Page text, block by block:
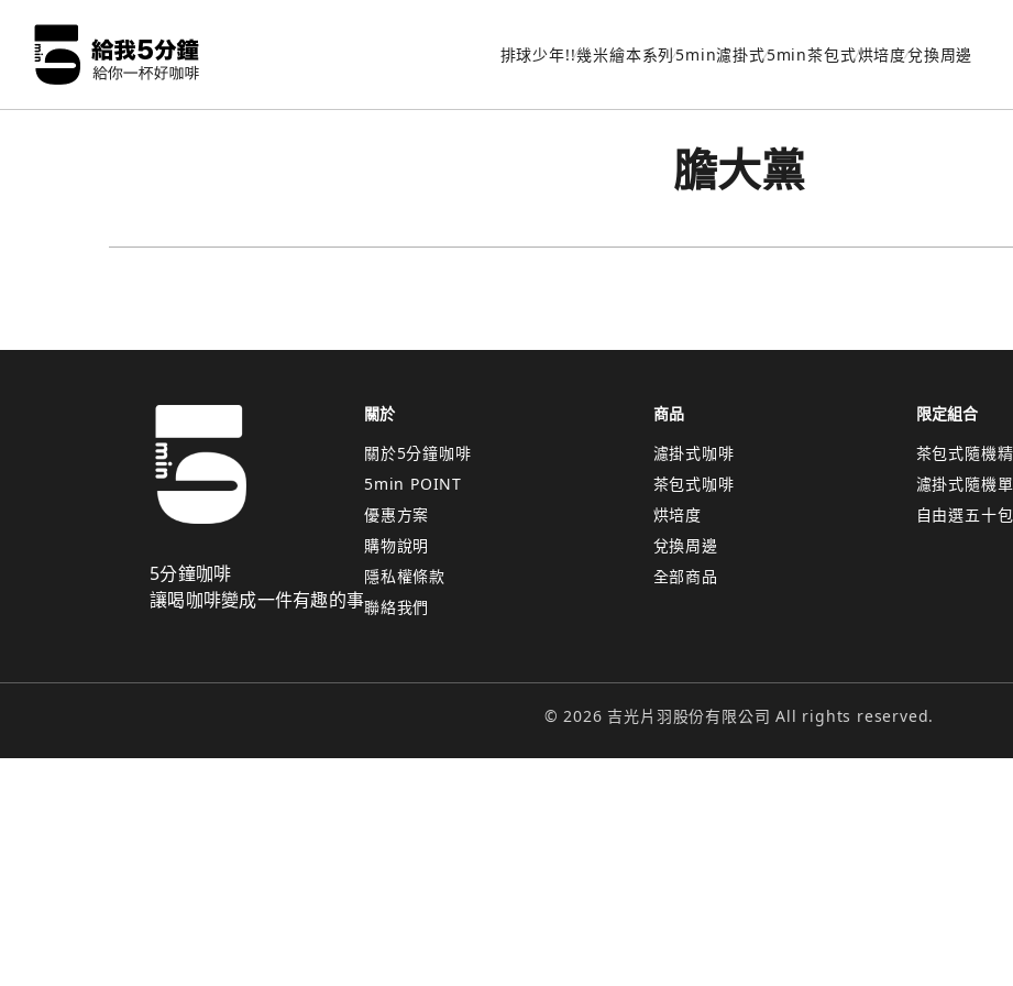
排球少年!!幾米繪本系列5min濾掛式5min茶包式烘培度兌換周邊
膽大黨
5分鐘咖啡
讓喝咖啡變成一件有趣的事
關於
關於5分鐘咖啡
5min POINT
優惠方案
購物說明
隱私權條款
聯絡我們
商品
濾掛式咖啡
茶包式咖啡
烘培度
兌換周邊
全部商品
限定組合
茶包式隨機
濾掛式隨機
自由選五十
© 2026 吉光片羽股份有限公司 All rights reserved.